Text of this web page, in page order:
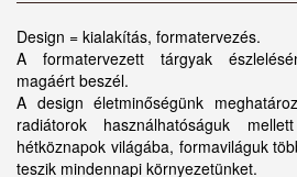
Design = kialakítás, formatervezés.
A formatervezett tárgyak
magáért beszél.
A design életminőségünk
radiátorok használhatóságuk
hétköznapok világába, formaviláguk
teszik mindennapi környezetünket.